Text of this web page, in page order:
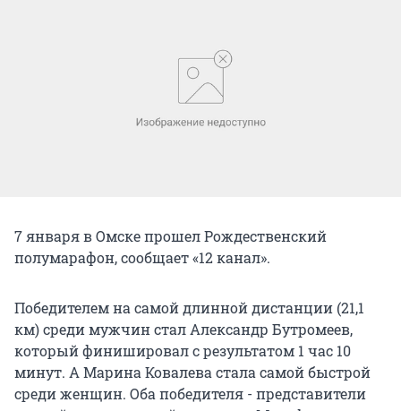
7 января в Омске прошел Рождественский
полумарафон, сообщает «12 канал».
Победителем на самой длинной дистанции (21,1
км) среди мужчин стал Александр Бутромеев,
который финишировал с результатом 1 час 10
минут. А Марина Ковалева стала самой быстрой
среди женщин. Оба победителя - представители